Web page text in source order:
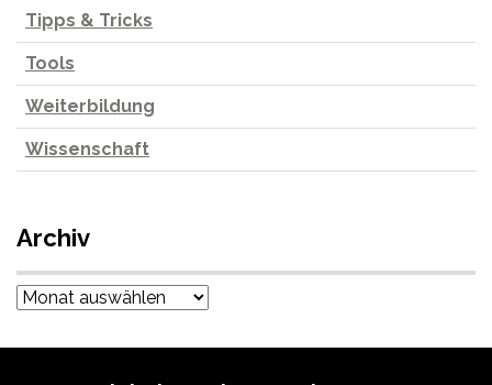
Tipps & Tricks
Tools
Weiterbildung
Wissenschaft
Archiv
Archiv